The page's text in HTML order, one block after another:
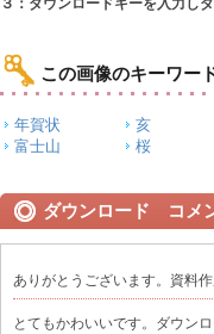
３：ダウンロードキーを入力し
この画像のキーワー
年賀状 亥
富士山
桜
ダウンロード コメ
ありがとうございます。資料
とてもかわいいです。ダウン